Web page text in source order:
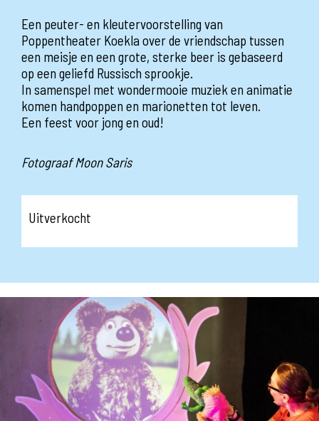
Een peuter- en kleutervoorstelling van
Poppentheater Koekla over de vriendschap tussen
een meisje en een grote, sterke beer is gebaseerd
op een geliefd Russisch sprookje.
In samenspel met wondermooie muziek en animatie
komen handpoppen en marionetten tot leven.
Een feest voor jong en oud!
Fotograaf Moon Saris
Uitverkocht